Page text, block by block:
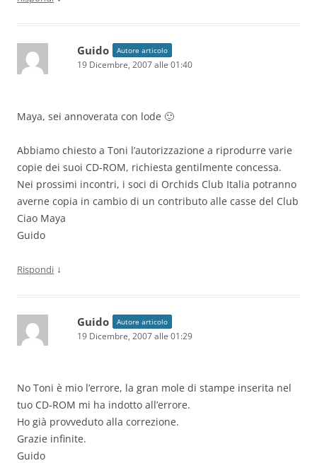
Guido Autore articolo
19 Dicembre, 2007 alle 01:40
Maya, sei annoverata con lode 🙂
Abbiamo chiesto a Toni l’autorizzazione a riprodurre varie
copie dei suoi CD-ROM, richiesta gentilmente concessa.
Nei prossimi incontri, i soci di Orchids Club Italia potranno
averne copia in cambio di un contributo alle casse del Club
Ciao Maya
Guido
Rispondi ↓
Guido Autore articolo
19 Dicembre, 2007 alle 01:29
No Toni è mio l’errore, la gran mole di stampe inserita nel
tuo CD-ROM mi ha indotto all’errore.
Ho già provveduto alla correzione.
Grazie infinite.
Guido